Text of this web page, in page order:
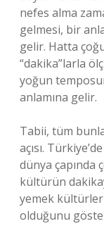
nefes alma
gelmesi, bir
gelir. Hatta
“dakika”larla
yoğun
anlamına gelir.
Tabii, tüm
açısı.
dünya
kültürün
yemek
olduğunu